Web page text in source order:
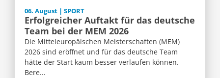
06. August | SPORT
Erfolgreicher Auftakt für das deutsche
Team bei der MEM 2026
Die Mitteleuropäischen Meisterschaften (MEM)
2026 sind eröffnet und für das deutsche Team
hätte der Start kaum besser verlaufen können.
Bere...